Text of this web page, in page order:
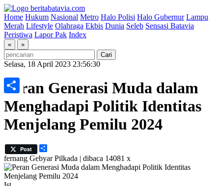
Home Hukum Nasional Metro Halo Polisi Halo Gubernur Lampu
Merah Lifestyle Olahraga Ekbis Dunia Seleb Sensasi Batavia
Peristiwa Lapor Pak Index
« »
Selasa, 18 April 2023 23:56:30
Peran Generasi Muda dalam
Menghadapi Politik Identitas
Menjelang Pemilu 2024
Post
fernang Gebyar Pilkada | dibaca 14081 x
Share